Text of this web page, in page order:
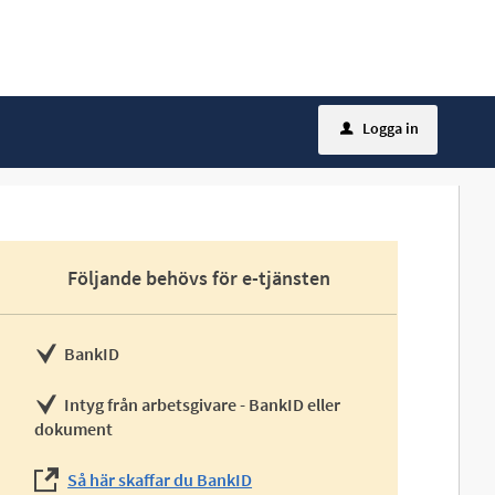
u Logga in
Följande behövs för e-tjänsten
BankID
Intyg från arbetsgivare - BankID eller
dokument
Så här skaffar du BankID